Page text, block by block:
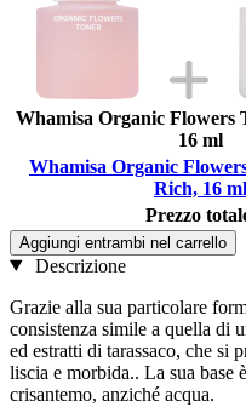
Whamisa Organic Flowers
16 ml
Whamisa Organic
Rich, 16 ml
Prezzo
Aggiungi entrambi nel carrello
Descrizione
Grazie alla sua particolare
consistenza simile a quella di
ed estratti di tarassaco, che si
liscia e morbida.. La sua base
crisantemo, anziché acqua.